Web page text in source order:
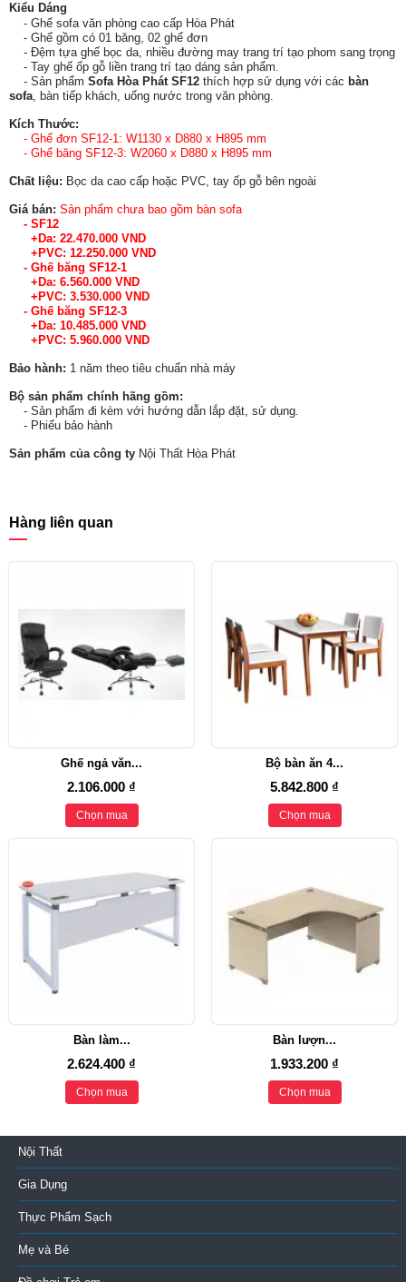
Kiểu Dáng
- Ghế sofa văn phòng cao cấp Hòa Phát
- Ghế gồm có 01 băng, 02 ghế đơn
- Đệm tựa ghế bọc da, nhiều đường may trang trí tạo phom sang trọng
- Tay ghế ốp gỗ liền trang trí tạo dáng sản phẩm.
- Sản phẩm Sofa Hòa Phát SF12 thích hợp sử dụng với các bàn
sofa, bàn tiếp khách, uống nước trong văn phòng.
Kích Thước:
- Ghế đơn SF12-1: W1130 x D880 x H895 mm
- Ghế băng SF12-3: W2060 x D880 x H895 mm
Chất liệu: Bọc da cao cấp hoặc PVC, tay ốp gỗ bên ngoài
Giá bán: Sản phẩm chưa bao gồm bàn sofa
- SF12
+Da: 22.470.000 VND
+PVC: 12.250.000 VND
- Ghế băng SF12-1
+Da: 6.560.000 VND
+PVC: 3.530.000 VND
- Ghế băng SF12-3
+Da: 10.485.000 VND
+PVC: 5.960.000 VND
Bảo hành: 1 năm theo tiêu chuẩn nhà máy
Bộ sản phẩm chính hãng gồm:
- Sản phẩm đi kèm với hướng dẫn lắp đặt, sử dụng.
- Phiếu bảo hành
Sản phẩm của công ty Nội Thất Hòa Phát
Hàng liên quan
Ghế ngả văn...
2.106.000 ₫
Chọn mua
Bộ bàn ăn 4...
5.842.800 ₫
Chọn mua
Bàn làm...
2.624.400 ₫
Chọn mua
Bàn lượn...
1.933.200 ₫
Chọn mua
Nội Thất
Gia Dụng
Thực Phẩm Sạch
Mẹ và Bé